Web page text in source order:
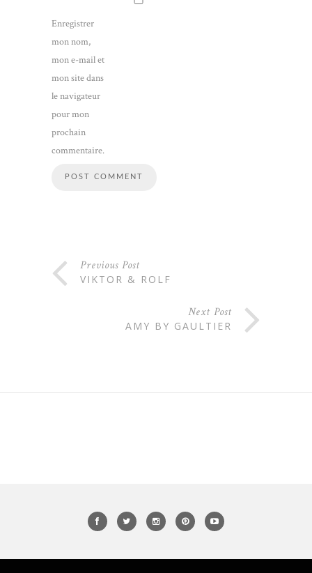
Enregistrer
mon nom,
mon e-mail et
mon site dans
le navigateur
pour mon
prochain
commentaire.
Previous Post
VIKTOR & ROLF
Next Post
AMY BY GAULTIER